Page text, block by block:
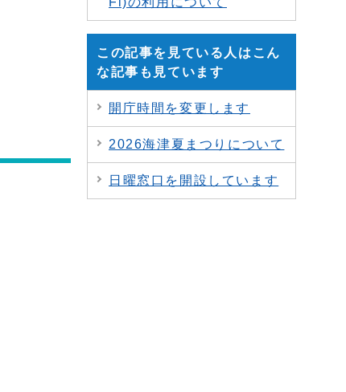
この記事を見ている人はこん
な記事も見ています
開庁時間を変更します
2026海津夏まつりについて
日曜窓口を開設しています